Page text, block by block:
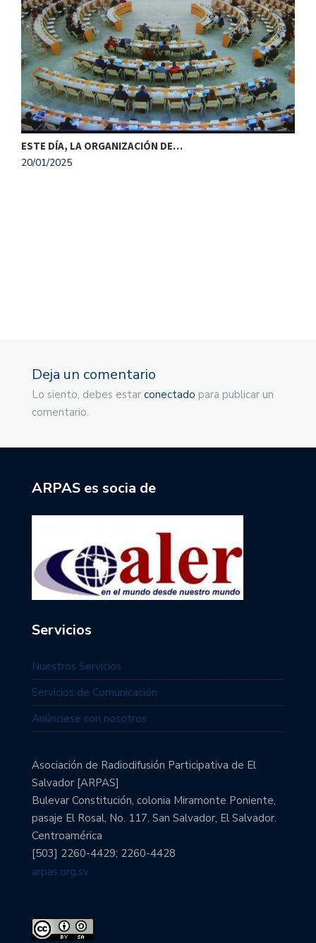
ESTE DÍA, LA ORGANIZACIÓN DE…
20/01/2025
Deja un comentario
Lo siento, debes estar conectado para publicar un
comentario.
ARPAS es socia de
Servicios
Nuestros Servicios
Servicios de Comunicación
Anúnciese con nosotros
Asociación de Radiodifusión Participativa de El
Salvador [ARPAS]
Bulevar Constitución, colonia Miramonte Poniente,
pasaje El Rosal, No. 117. San Salvador, El Salvador.
Centroamérica
[503] 2260-4429; 2260-4428
arpas.org.sv